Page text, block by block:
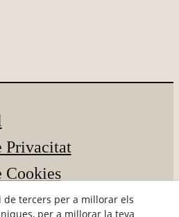
Privacitat
Cookies
de Compra
de tercers per a millorar els
per a millorar la teva